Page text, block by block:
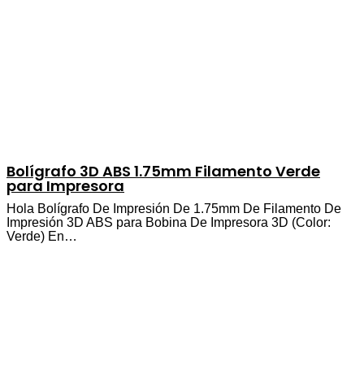
Bolígrafo 3D ABS 1.75mm Filamento Verde
para Impresora
Hola Bolígrafo De Impresión De 1.75mm De Filamento De
Impresión 3D ABS para Bobina De Impresora 3D (Color:
Verde) En…